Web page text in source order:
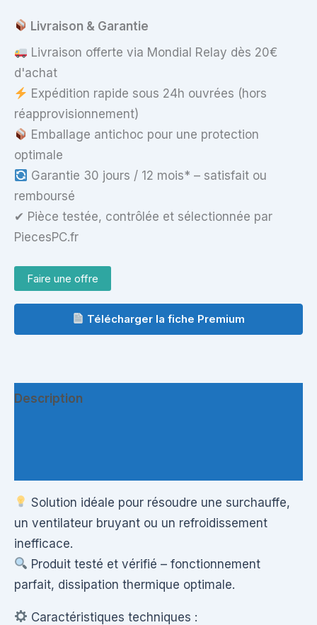
12T
Livraison & Garantie
Livraison offerte via Mondial Relay dès 20€
d'achat
Expédition rapide sous 24h ouvrées (hors
réapprovisionnement)
Emballage antichoc pour une protection
optimale
Garantie 30 jours / 12 mois* – satisfait ou
remboursé
✔ Pièce testée, contrôlée et sélectionnée par
PiecesPC.fr
Faire une offre
Télécharger la fiche Premium
Description
Solution idéale pour résoudre une surchauffe,
un ventilateur bruyant ou un refroidissement
inefficace.
Produit testé et vérifié – fonctionnement
parfait, dissipation thermique optimale.
Caractéristiques techniques :